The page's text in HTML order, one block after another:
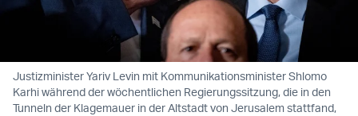
Justizminister Yariv Levin mit Kommunikationsminister Shlomo
Karhi während der wöchentlichen Regierungssitzung, die in den
Tunneln der Klagemauer in der Altstadt von Jerusalem stattfand,